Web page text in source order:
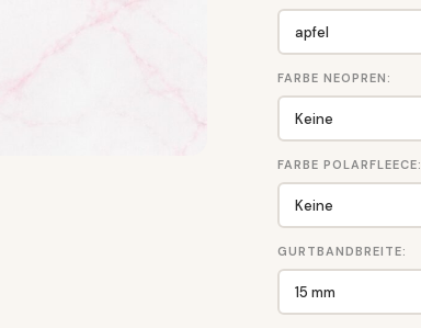
FARBE NEOPREN:
FARBE POLARFLEECE:
GURTBANDBREITE: